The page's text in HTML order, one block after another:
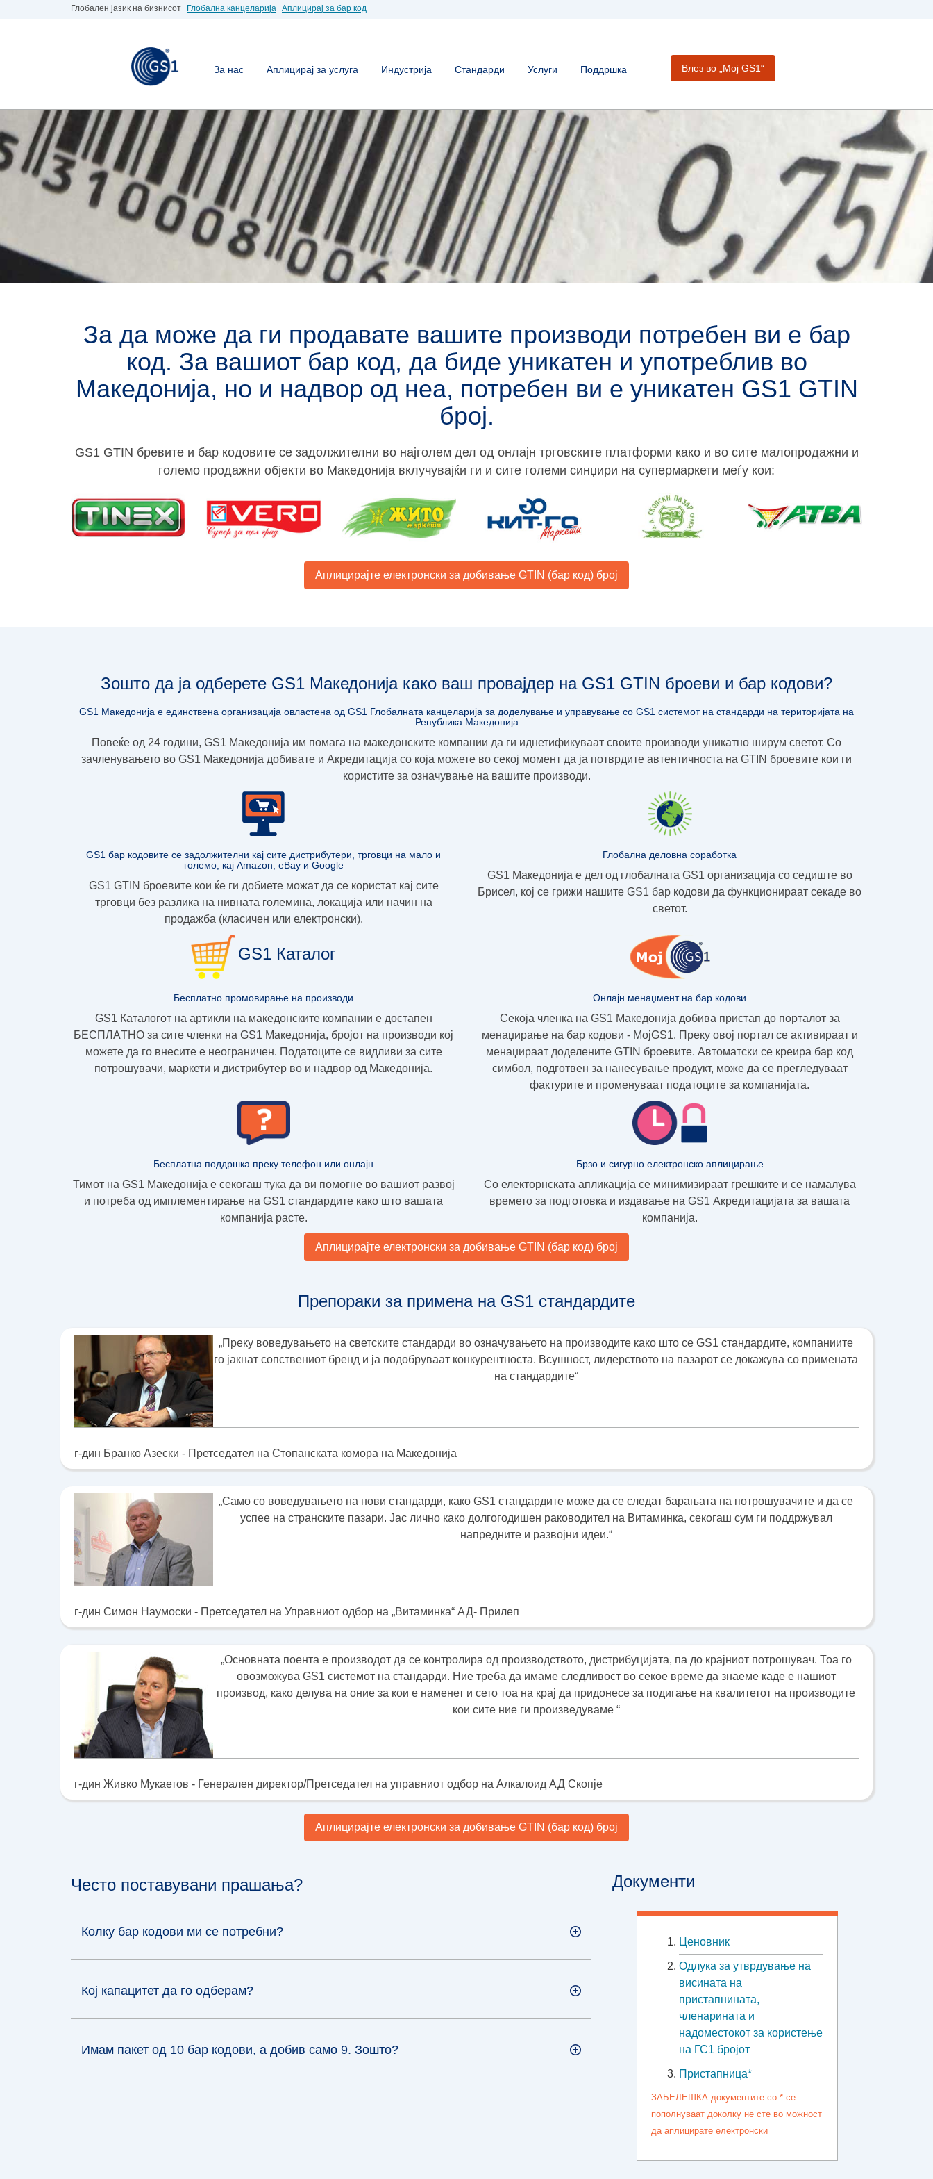
Глобален јазик на бизнисот Глобална канцеларија Аплицирај за бар код
За нас Аплицирај за услуга Индустрија Стандарди Услуги Поддршка Влез во „Moj GS1“
За да може да ги продавате вашите производи потребен ви е бар
код. За вашиот бар код, да биде уникатен и употреблив во
Македонија, но и надвор од неа, потребен ви е уникатен GS1 GTIN
број.
GS1 GTIN бревите и бар кодовите се задолжителни во најголем дел од онлајн трговските платформи како и во сите малопродажни и
големо продажни објекти во Македонија вклучувајќи ги и сите големи синџири на супермаркети меѓу кои:
Аплицирајте електронски за добивање GTIN (бар код) број
Зошто да ја одберете GS1 Македонија како ваш провајдер на GS1 GTIN броеви и бар кодови?
GS1 Македонија е единствена организација овлaстена од GS1 Глобалната канцеларија за доделување и управување со GS1 системот на стандарди на територијата на
Република Македонија
Повеќе од 24 години, GS1 Македoнија им помага на македонските компании да ги иднетификуваат своите производи уникатно ширум светот. Со
зачленувањето во GS1 Македонија добивате и Акредитација со која можете во секој момент да ја потврдите автентичноста на GTIN броевите кои ги
користите за означување на вашите производи.
GS1 бар кодовите се задолжителни кај сите дистрибутери, трговци на мало и
големо, кај Amazon, eBay и Google
GS1 GTIN броевите кои ќе ги добиете можат да се користат кај сите
трговци без разлика на нивната големина, локација или начин на
продажба (класичен или електронски).
Глобална деловна соработка
GS1 Македонија е дел од глобалната GS1 организација со седиште во
Брисел, кој се грижи нашите GS1 бар кодови да функционираат секаде во
светот.
GS1 Каталог
Бесплатно промовирање на производи
GS1 Каталогот на артикли на македонските компании е достапен
БЕСПЛAТНО за сите членки на GS1 Македoнија, бројот на производи кој
можете да го внесите е неограничен. Податоците се видливи за сите
потрошувачи, маркети и дистрибутер во и надвор од Македонија.
Онлајн менаџмент на бар кодови
Секоја членка на GS1 Македонија добива пристап до порталот за
менаџирање на бар кодови - МојGS1. Преку овој портал се активираат и
менаџираат доделените GTIN броевите. Автоматски се креира бар код
симбол, подготвен за нанесување продукт, може да се прегледуваат
фактурите и променуваат податоците за компанијата.
Бесплатна поддршка преку телефон или онлајн
Тимот на GS1 Македонија е секогаш тука да ви помогне во вашиот развој
и потреба од имплементирање на GS1 стандардите како што вашата
компанија расте.
Брзо и сигурно електронско аплицирање
Со електорнската апликација се минимизираат грешките и се намалува
времето за подготовка и издавање на GS1 Акредитацијата за вашата
компанија.
Аплицирајте електронски за добивање GTIN (бар код) број
Препораки за примена на GS1 стандардите
„Преку воведувањето на светските стандарди во означувањето на производите како што се GS1 стандардите, компаниите
го јакнат сопствениот бренд и ја подобруваат конкурентноста. Всушност, лидерството на пазарот се докажува со примената
на стандардите“
г-дин Бранко Азески - Претседател на Стопанската комора на Македонија
„Само со воведувањето на нови стандарди, како GS1 стандардите може да се следат барањата на потрошувачите и да се
успее на странските пазари. Јас лично како долгогодишен раководител на Витаминка, секогаш сум ги поддржувал
напредните и развојни идеи.“
г-дин Симон Наумоски - Претседател на Управниот одбор на „Витаминка“ АД- Прилеп
„Основната поента е производот да се контролира од производството, дистрибуцијата, па до крајниот потрошувач. Тоа го
овозможува GS1 системот на стандарди. Ние треба да имаме следливост во секое време да знаеме каде е нашиот
производ, како делува на оние за кои е наменет и сето тоа на крај да придонесе за подигање на квалитетот на производите
кои сите ние ги произведуваме “
г-дин Живко Мукаетов - Генерален директор/Претседател на управниот одбор на Алкалоид АД Скопје
Аплицирајте електронски за добивање GTIN (бар код) број
Често поставувани прашања?
Колку бар кодови ми се потребни?
Кој капацитет да го одберам?
Имам пакет од 10 бар кодови, а добив само 9. Зошто?
Документи
Ценовник
Oдлука за утврдување на
висината на
пристапнината,
членарината и
надоместокот за користење
на ГС1 бројот
Пристапница*
ЗАБЕЛЕШКА документите со * се
пополнуваат доколку не сте во можност
да аплицирате електронски